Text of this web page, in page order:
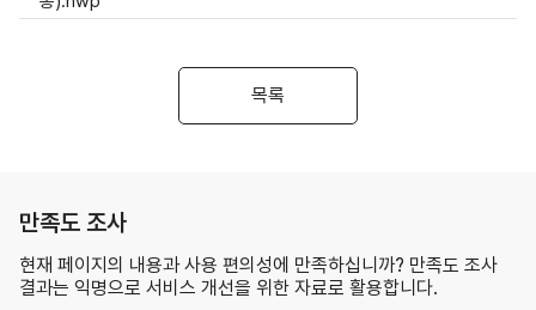
목록
만족도 조사
현재 페이지의 내용과 사용 편의성에 만족하십니까? 만족도 조사
결과는 익명으로 서비스 개선을 위한 자료로 활용합니다.